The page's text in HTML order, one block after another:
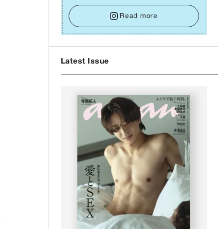
せずに笑顔で受け取りましょう。みんなと⼀緒に
幸せになっていくイメージを持って⼀歩を踏み出
して。⼀⼈⼀⼈の良いところが混ざり合い、ハッピ
ーな未来が形作られていきます。
Read more
Latest Issue